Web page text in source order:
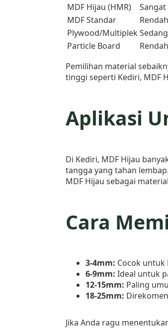
MDF Hijau (HMR)
MDF Standar
Rendah
Plywood/MultiplekSedang
Particle Board
Rendah
Pemilihan material
tinggi seperti Kediri, MDF
Aplikasi
Di Kediri, MDF Hijau
tangga yang tahan
MDF Hijau sebagai
Cara
3-4mm: Cocok
6-9mm: Ideal untuk
12-15mm: Paling
18-25mm:
Jika Anda ragu